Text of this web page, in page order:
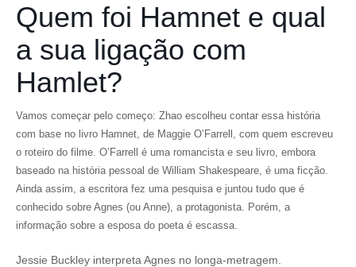
Quem foi Hamnet e qual
a sua ligação com
Hamlet?
Vamos começar pelo começo: Zhao escolheu contar essa história
com base no livro Hamnet, de Maggie O’Farrell, com quem escreveu
o roteiro do filme. O’Farrell é uma romancista e seu livro, embora
baseado na história pessoal de William Shakespeare, é uma ficção.
Ainda assim, a escritora fez uma pesquisa e juntou tudo que é
conhecido sobre Agnes (ou Anne), a protagonista. Porém, a
informação sobre a esposa do poeta é escassa.
Jessie Buckley interpreta Agnes no longa-metragem.